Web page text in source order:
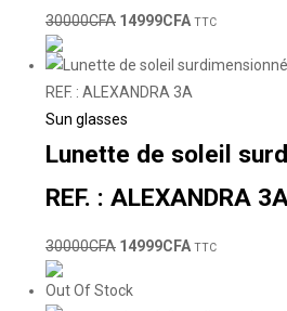
30000CFA 14999CFA TTC
Sun glasses
Lunette de soleil
REF. : ALEXANDRA
30000CFA 14999CFA TTC
Out Of Stock